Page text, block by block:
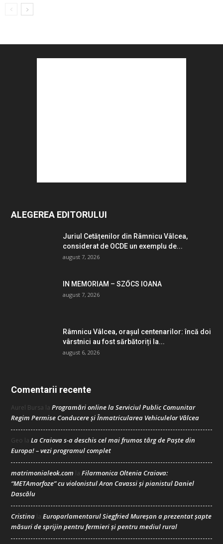
ALEGEREA EDITORULUI
Juriul Cetățenilor din Râmnicu Vâlcea,
considerat de OCDE un exemplu de...
august 7, 2026
IN MEMORIAM – SZŐCS IOANA
august 7, 2026
Râmnicu Vâlcea, orașul centenarilor: încă doi
vârstnici au fost sărbătoriți la...
august 6, 2026
Comentarii recente
Aurel Bursa la Programări online la Serviciul Public Comunitar
Regim Permise Conducere şi Înmatricularea Vehiculelor Vâlcea
Geo la La Craiova s-a deschis cel mai frumos târg de Paște din
Europa! – vezi programul complet
matrimonialeok.com la Filarmonica Oltenia Craiova:
“METAmorfoze” cu violonistul Aron Cavassi și pianistul Daniel
Dascălu
Cristina la Europarlamentarul Siegfried Mureșan a prezentat șapte
măsuri de sprijin pentru fermieri și pentru mediul rural